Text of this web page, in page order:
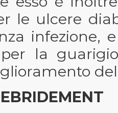
le ulcere
infezione,
per la